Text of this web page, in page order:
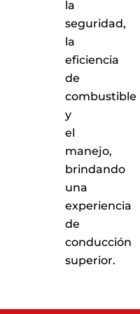
la
seguridad,
la
eficiencia
de
combustible
y
el
manejo,
brindando
una
experiencia
de
conducción
superior.